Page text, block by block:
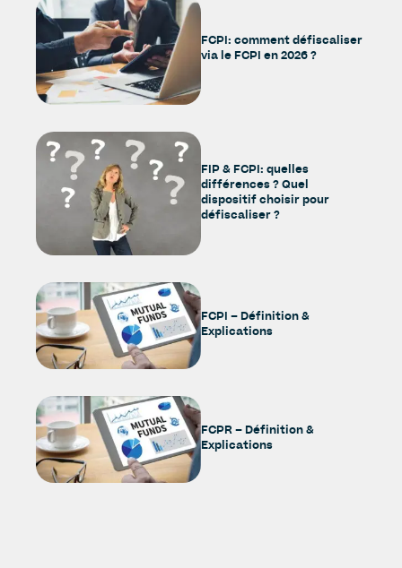
FCPI: comment défiscaliser
via le FCPI en 2026 ?
FIP & FCPI: quelles
différences ? Quel
dispositif choisir pour
défiscaliser ?
FCPI – Définition &
Explications
FCPR – Définition &
Explications